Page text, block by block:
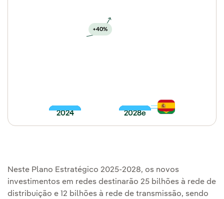
2024
+40%
~24,5
~21
~13
~11,5
2028e
Neste Plano Estratégico 2025-2028, os novos
investimentos em redes destinarão 25 bilhões à rede de
distribuição e 12 bilhões à rede de transmissão, sendo